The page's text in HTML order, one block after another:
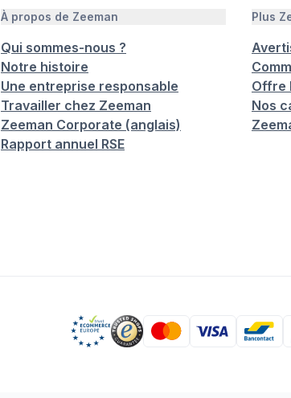
À propos de Zeeman
Qui sommes-nous ?
Notre histoire
Une entreprise responsable
Travailler chez Zeeman
Zeeman Corporate (anglais)
Rapport annuel RSE
Plus
Offre
Nos